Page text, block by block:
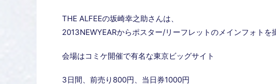
THE ALFEEの坂崎幸之助さんは、
2013NEWYEARからポスター/リーフレットのメインフォトを
会場はコミケ開催で有名な東京ビッグサイト
3日間、前売り800円、当日券1000円